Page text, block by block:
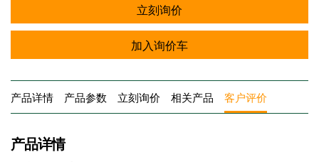
立刻询价
加入询价车
产品详情 产品参数 立刻询价 相关产品 客户评价
产品详情